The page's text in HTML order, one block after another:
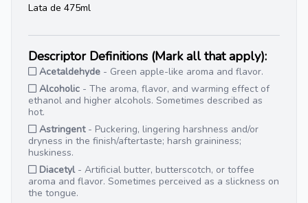
Lata de 475ml
Descriptor Definitions (Mark all that apply):
Acetaldehyde - Green apple-like aroma and flavor.
Alcoholic - The aroma, flavor, and warming effect of
ethanol and higher alcohols. Sometimes described as
hot.
Astringent- Puckering, lingering harshness and/or
dryness in the finish/aftertaste; harsh graininess;
huskiness.
Diacetyl- Artificial butter, butterscotch, or toffee
aroma and flavor. Sometimes perceived as a slickness on
the tongue.